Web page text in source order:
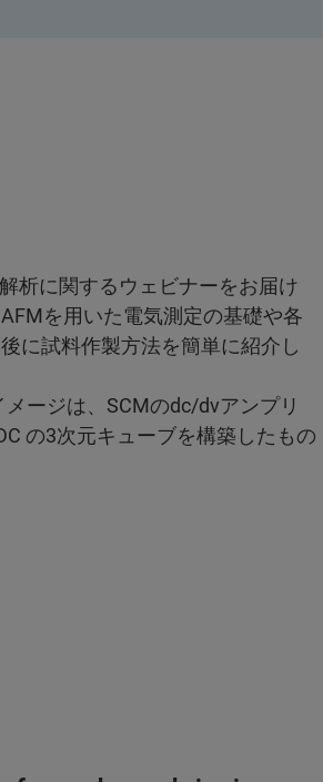
析に関するウェビナーをお届け
を用いた電気測定の基礎や各
に試料作製方法を簡単に紹介し
メージは、SCMのdc/dvアンプリ
の3次元キューブを構築したもの